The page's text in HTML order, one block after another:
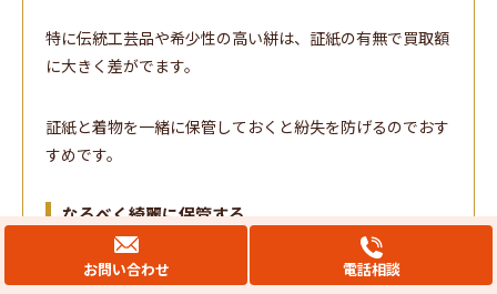
特に伝統工芸品や希少性の高い絣は、証紙の有無で買取額
に大きく差がでます。
証紙と着物を一緒に保管しておくと紛失を防げるのでおす
すめです。
なるべく綺麗に保管する
絣着物は着物の状態で買取価格が変わる
ので、なるべく綺
麗に保管しましょう。
お問い合わせ 電話相談